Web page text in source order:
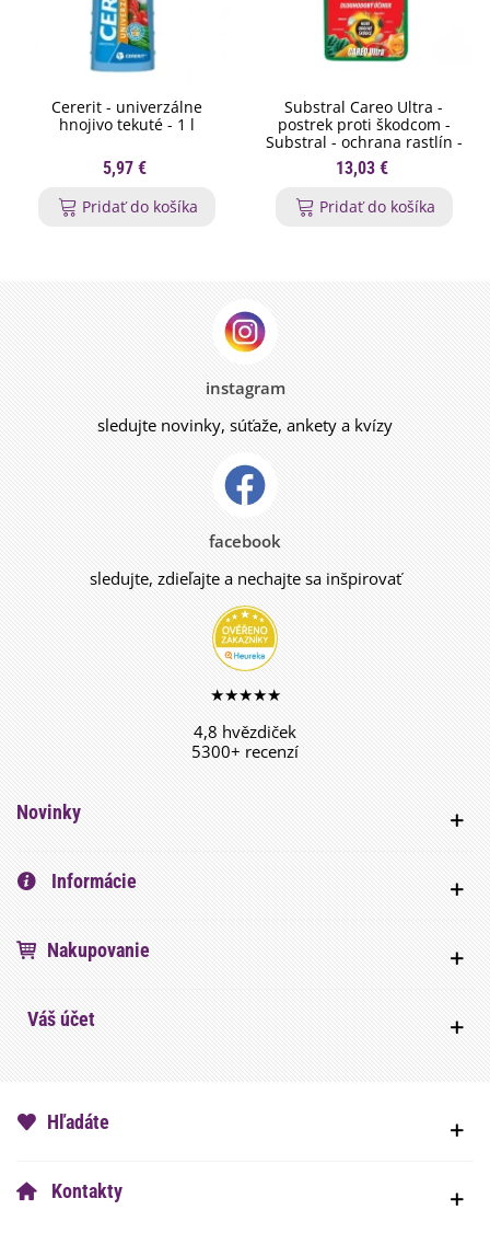
Cererit - univerzálne
hnojivo tekuté - 1 l
5,97 €
Pridať do košíka
Substral Careo Ultra -
postrek proti škodcom -
Substral - ochrana rastlín -
750 ml
13,03 €
Pridať do košíka
instagram
sledujte novinky, súťaže, ankety a kvízy
facebook
sledujte, zdieľajte a nechajte sa inšpirovať
★★★★★
4,8 hvězdiček
5300+ recenzí
Novinky
Informácie
Nakupovanie
Váš účet
Hľadáte
Kontakty